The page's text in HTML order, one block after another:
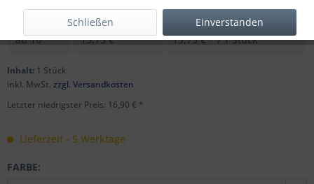
bis9 16,90 € * 16,90 € * / 1 Stück
ab10 13,75 € * 13,75 € * / 1 Stück
Inhalt: 1 Stück
inkl. MwSt. zzgl. Versandkosten
Letzter niedrigster Preis: 16,90 € *
Lieferzeit - 5 Werktage
FARBE:
Einverstanden
Schließen